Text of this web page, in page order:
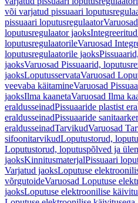
või varjatud pissuaari
pissuaari loputusregulaator
loputusregulaator jaoks
loputusregulaatorileVaruosad
loputusregulaatorile jaoks
jaoksVaruosad Pissuaarid,
jaoksLoputusservataVaruosad
veevaba käitamineVaruosad
jaoksIlma kaanetaVaruosad Ilma
eraldusseinadPissuaaride plastist
eraldusseinadPissuaaride
eraldusseinadTarvikudVaruosad
sifoonitarvikudLoputustorud,
Loputustorud, loputuspõlved ja
jaoksKinnitusmaterjalPissuaari
Varjatud jaoksLoputuse
võrgutoideVaruosad Loputuse
jaoksLoputuse elektroonilise